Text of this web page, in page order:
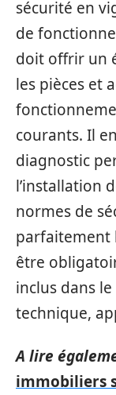
sécurité en
de
doit offrir un
les pièces et
courants. Il
diagnostic
l’installation
normes de
parfaitement
être
inclus dans
technique,
A lire
immobiliers